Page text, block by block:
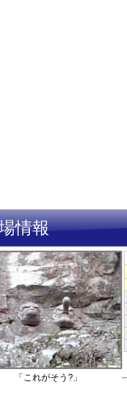
情報
「これがそう?」